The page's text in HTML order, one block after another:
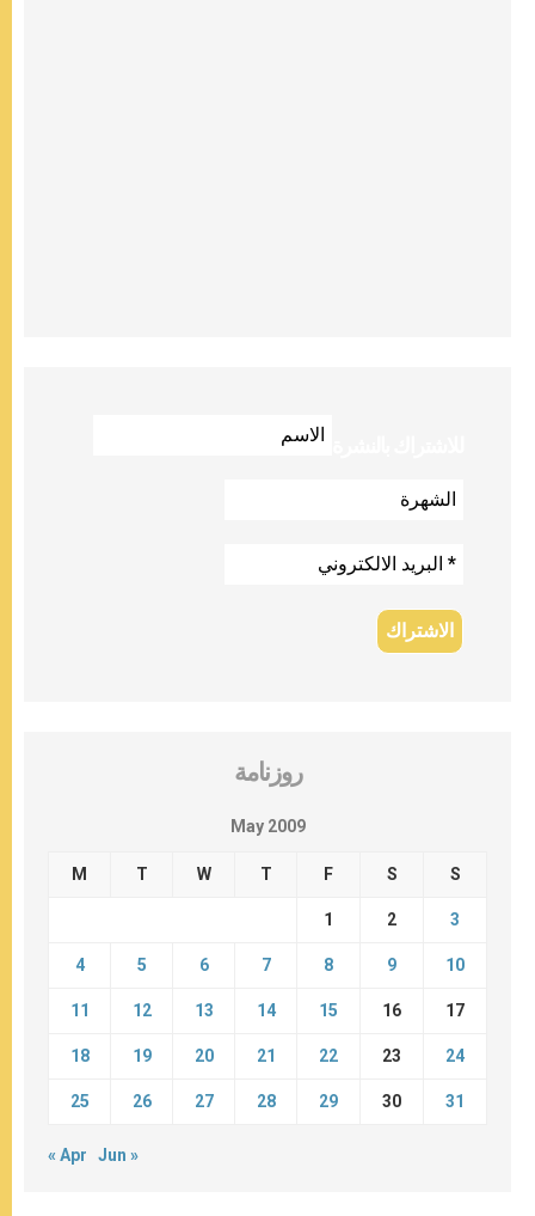
روزنامة
May 2009
M T W T F S S
1 2 3
4 5 6 7 8 9 10
11 12 13 14 15 16 17
18 19 20 21 22 23 24
25 26 27 28 29 30 31
« Apr Jun »